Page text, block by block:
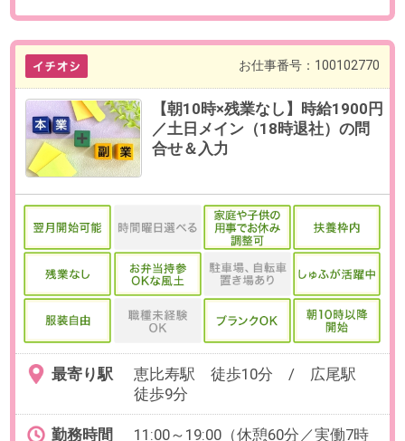
必要経験
【必須】仕訳経験、勘定科目の理
OAスキル 【必須】Excel（SUM・AVERAGE関
数）
お仕事番号：100102348
在宅あり【2年連続「働きがいの
ある会社」認定】英語力活かせる